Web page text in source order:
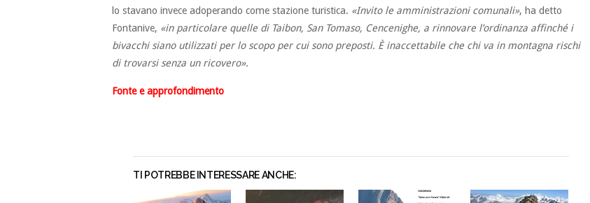
lo stavano invece adoperando come stazione turistica. «Invito le amministrazioni comunali», ha detto
Fontanive, «in particolare quelle di Taibon, San Tomaso, Cencenighe, a rinnovare l’ordinanza affinché i
bivacchi siano utilizzati per lo scopo per cui sono preposti. È inaccettabile che chi va in montagna rischi
di trovarsi senza un ricovero».
Fonte e approfondimento
TI POTREBBE INTERESSARE ANCHE: